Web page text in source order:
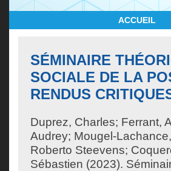
ACCUEIL
SÉMINAIRE
SOCIALE DE LA
RENDUS
Duprez, Charles; Ferrant,
Audrey; Mougel-
Roberto Steevens;
Sébastien (2023).